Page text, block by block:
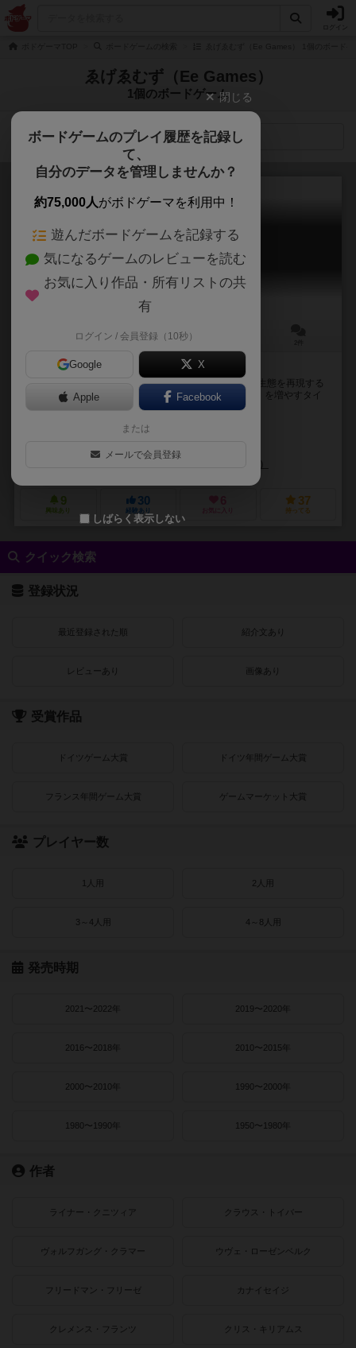
ゑげゑむず（Ee Games）
1個のボードゲーム
検索メニュー
蟻の巣コロニー
Arinosu Colony
20～40分
おとなも子どもも遊べるアリの巣配置ゲーム
我々にとって身近な社会性昆虫、アリ。 本作はアリの生態を再現する
ように地下深くへと巣を伸ばし、アリの数（コロニー）を増やすタイ
ル配置ゲームです。ボードゲームが初めてだったり...
ゑげゑむず（Ee Games）
9
興味あり
30
経験あり お気に入り
37
持ってる
クイック検索
登録状況
最近登録された順 紹介文あり
レビューあり 画像あり
受賞作品
ドイツゲーム大賞 ドイツ年間ゲーム大賞
フランス年間ゲーム大賞 ゲームマーケット大賞
プレイヤー数
1人用 2人用
3～4人用 4～8人用
発売時期
2021〜2022年 2019〜2020年
2016〜2018年 2010〜2015年
2000〜2010年 1990〜2000年
1980〜1990年 1950〜1980年
作者
ライナー・クニツィア クラウス・トイバー
ヴォルフガング・クラマー ウヴェ・ローゼンベルク
フリードマン・フリーゼ カナイセイジ
クレメンス・フランツ クリス・キリアムス
閉じる
ボードゲームのプレイ履歴を記録し
て、
自分のデータを管理しませんか？
約75,000人がボドゲーマを利用中！
遊んだボードゲームを記録する
気になるゲームのレビューを読む
お気に入り作品・所有リストの共
有
ログイン / 会員登録（10秒）
Google X
Apple Facebook
または
メールで会員登録
しばらく表示しない